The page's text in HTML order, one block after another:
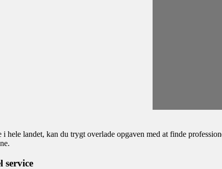
landet, kan du trygt overlade opgaven med at finde
service